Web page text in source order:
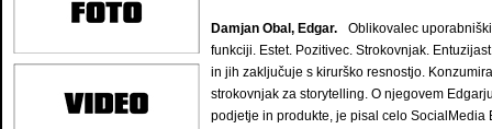
Damjan Obal, Edgar. Oblikovalec
funkciji. Estet. Pozitivec. Strokovnjak.
in jih zaključuje s kirurško resnostjo.
strokovnjak za storytelling. O njegovem
podjetje in produkte, je pisal celo SocialMedia